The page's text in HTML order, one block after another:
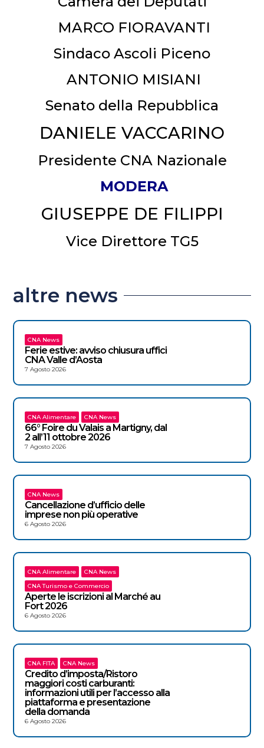
MARCO FIORAVANTI
Sindaco Ascoli Piceno
ANTONIO MISIANI
Senato della Repubblica
DANIELE VACCARINO
Presidente CNA Nazionale
MODERA
GIUSEPPE DE FILIPPI
Vice Direttore TG5
altre news
CNA News
Ferie estive: avviso chiusura uffici
CNA Valle d’Aosta
7 Agosto 2026
CNA Alimentare CNA News
66° Foire du Valais a Martigny, dal
2 all’11 ottobre 2026
7 Agosto 2026
CNA News
Cancellazione d’ufficio delle
imprese non più operative
6 Agosto 2026
CNA Alimentare
CNA News
CNA Turismo e Commercio
Aperte le iscrizioni al Marché au
Fort 2026
6 Agosto 2026
CNA FITA CNA News
Credito d’imposta/Ristoro
maggiori costi carburanti:
informazioni utili per l’accesso alla
piattaforma e presentazione
della domanda
6 Agosto 2026